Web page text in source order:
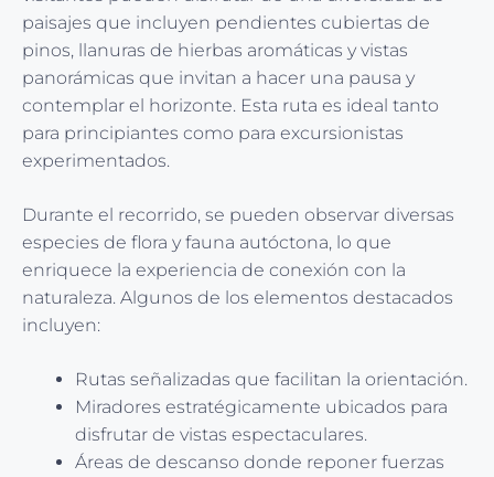
paisajes que incluyen pendientes cubiertas de
pinos, llanuras de hierbas aromáticas y vistas
panorámicas que invitan a hacer una pausa y
contemplar el horizonte. Esta ruta es ideal tanto
para principiantes como para excursionistas
experimentados.
Durante el recorrido, se pueden observar diversas
especies de flora y fauna autóctona, lo que
enriquece la experiencia de conexión con la
naturaleza. Algunos de los elementos destacados
incluyen:
Rutas señalizadas que facilitan la orientación.
Miradores estratégicamente ubicados para
disfrutar de vistas espectaculares.
Áreas de descanso donde reponer fuerzas